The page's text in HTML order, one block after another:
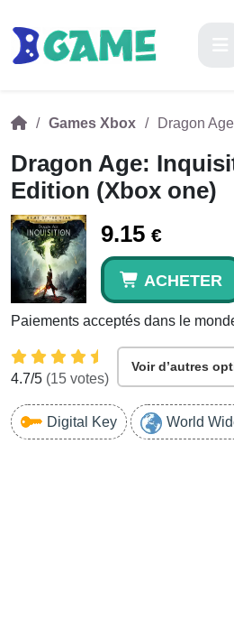
Games Xbox Dragon
Dragon Age:
Edition (Xbox one)
9.15 €
ACHETER
Paiements acceptés dans le
4.7/5 (15 votes)
Voir d’autres
Digital Key World